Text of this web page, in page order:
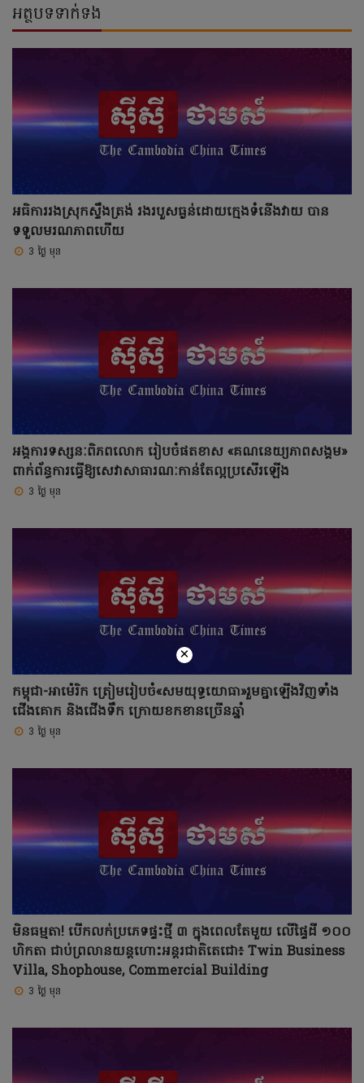
អត្ថបទទាក់ទង
អធិការរងស្រុកស្ទឹងត្រង់ រងរបួសធ្ងន់ដោយក្មេងទំនើងវាយ បាន
ទទួលមរណភាពហើយ
3 ថ្ងៃ មុន
អង្គការទស្សនៈពិភពលោក រៀបចំផតខាស «គណនេយ្យភាពសង្គម»
ពាក់ព័ន្ធការធ្វើឱ្យសេវាសាធារណៈកាន់តែល្អប្រសើរឡើង
3 ថ្ងៃ មុន
កម្ពុជា-អាម៉េរិក ត្រៀមរៀបចំ«សមយុទ្ធ​យោធា»រួមគ្នាឡើងវិញទាំង
ជើងគោក និងជើងទឹក ក្រោយខកខានច្រើនឆ្នាំ
3 ថ្ងៃ មុន
មិនធម្មតា! បើកលក់ប្រភេទផ្ទះថ្មី ៣ ក្នុងពេលតែមួយ លើផ្ទៃដី ១០០
ហិកតា ជាប់ព្រលានយន្តហោះអន្តរជាតិតេជោ៖ Twin Business
Villa, Shophouse, Commercial Building
3 ថ្ងៃ មុន
×